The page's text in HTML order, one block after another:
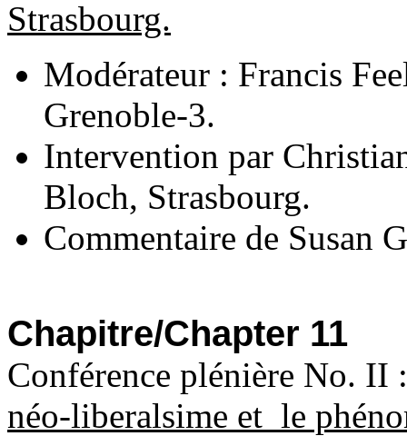
Strasbourg.
Modérateur : Francis
Grenoble-3.
Intervention par
Bloch, Strasbourg.
Commentaire de Susan
Chapitre/Chapter 11
Conférence plénière No. II
néo-liberalsime et le